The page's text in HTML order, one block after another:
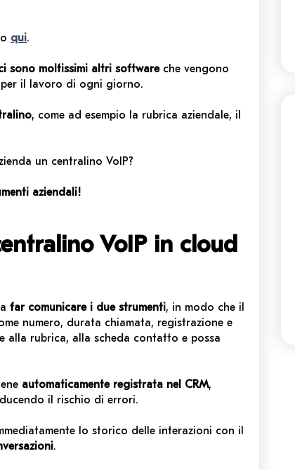
qui.
sono moltissimi altri softwareche vengono
per il lavoro di ogni giorno.
, come ad esempio la rubrica aziendale, il
un centralino VoIP?
aziendali!
VoIP in cloud
far comunicare i due strumenti, in modo che il
numero, durata chiamata, registrazione e
alla rubrica, alla scheda contatto e possa
automaticamente registrata nel CRM,
il rischio di errori.
lo storico delle interazioni con il
.